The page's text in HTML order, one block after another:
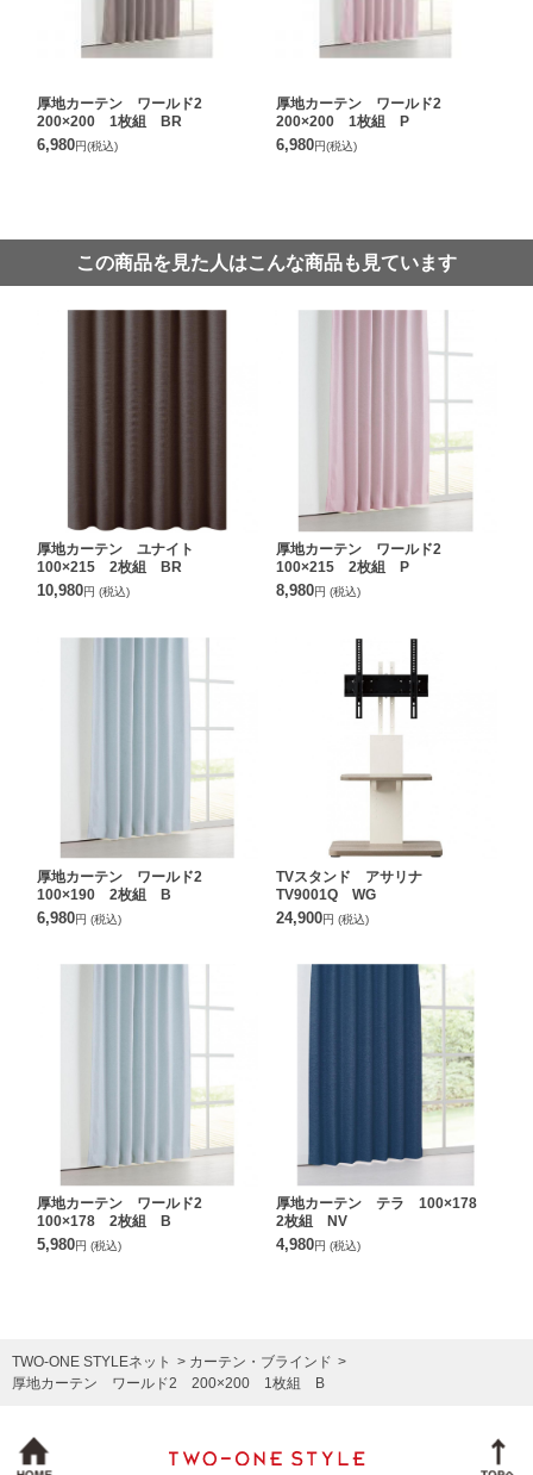
厚地カーテン ワールド2
200×200 1枚組 BR
6,980円(税込)
厚地カーテン ワールド2
200×200 1枚組 P
6,980円(税込)
この商品を見た人はこんな商品も見ています
厚地カーテン ユナイト
100×215 2枚組 BR
10,980円 (税込)
厚地カーテン ワールド2
100×215 2枚組 P
8,980円 (税込)
厚地カーテン ワールド2
100×190 2枚組 B
6,980円 (税込)
TVスタンド アサリナ
TV9001Q WG
24,900円 (税込)
厚地カーテン ワールド2
100×178 2枚組 B
5,980円 (税込)
厚地カーテン テラ 100×178
2枚組 NV
4,980円 (税込)
TWO-ONE STYLEネット
カーテン・ブラインド
厚地カーテン ワールド2 200×200 1枚組 B